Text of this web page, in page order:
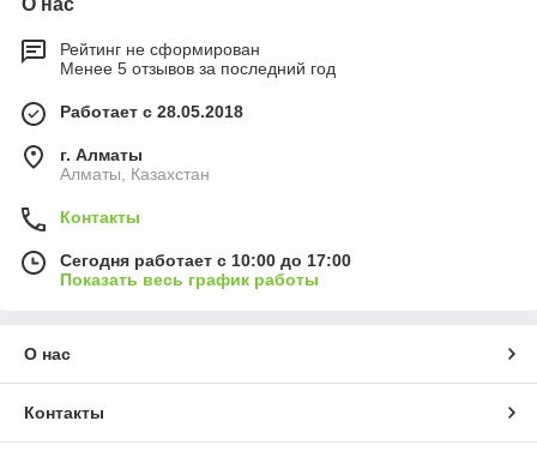
О нас
Рейтинг не сформирован
Менее 5 отзывов за последний год
Работает с 28.05.2018
г. Алматы
Алматы, Казахстан
Контакты
Сегодня работает с 10:00 до 17:00
Показать весь график работы
О нас
Контакты